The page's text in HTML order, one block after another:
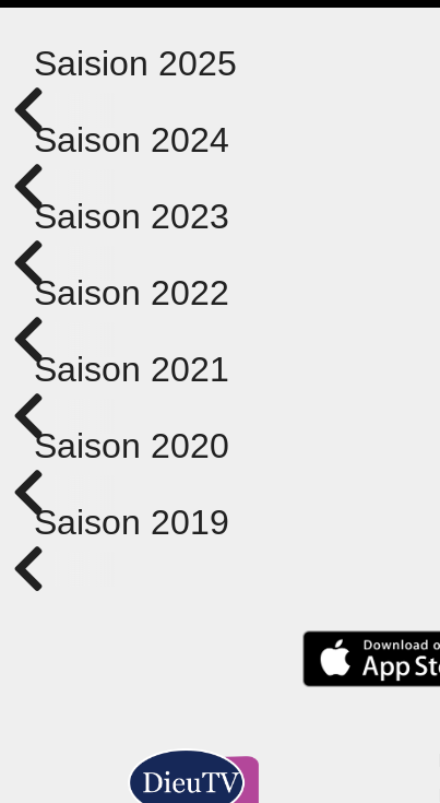
Saision 2025
Saison 2024
Saison 2023
Saison 2022
Saison 2021
Saison 2020
Saison 2019